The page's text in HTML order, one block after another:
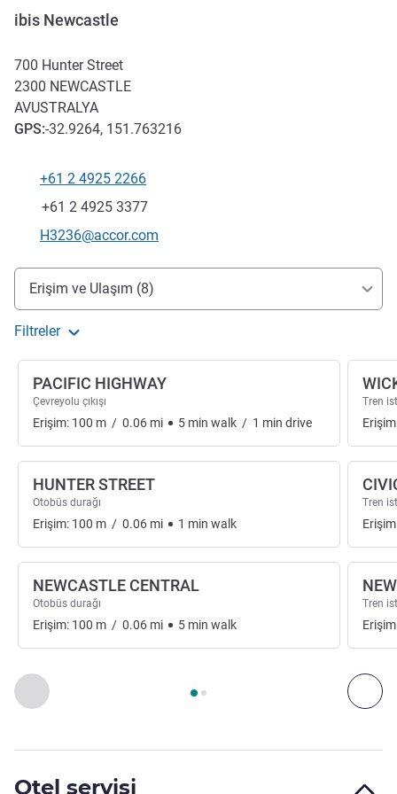
ibis Newcastle
700 Hunter Street
2300 NEWCASTLE
AVUSTRALYA
GPS:-32.9264, 151.763216
Telefon
+61 2 4925 2266
Faks
+61 2 4925 3377
İletişim için e-posta
H3236@accor.com
Erişim ve ulaşım
Erişim ve Ulaşım (8)
Filtreler
Önceki - Erişim ve Ulaşım
Sayfa
PACIFIC HIGHWAY
Çevreyolu çıkışı
Erişim: 100 m / 0.06 mi 5 min walk / 1 min drive
HUNTER STREET
Otobüs durağı
Erişim: 100 m / 0.06 mi 1 min walk
NEWCASTLE CENTRAL
Otobüs durağı
Erişim: 100 m / 0.06 mi 5 min walk
Tren
Tren
Tren
Otel servisi